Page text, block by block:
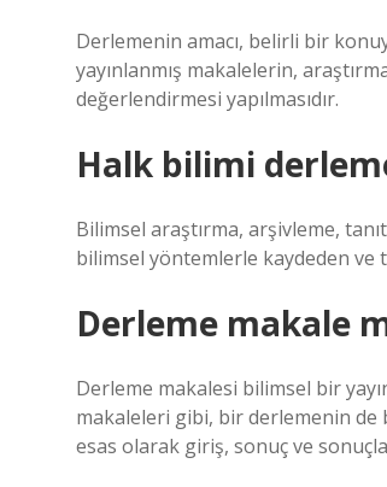
Derlemenin amacı, belirli bir
yayınlanmış makalelerin,
değerlendirmesi yapılmasıdır.
Halk bilimi
Bilimsel araştırma, arşivleme,
bilimsel yöntemlerle kaydeden ve
Derleme makale
Derleme makalesi bilimsel bir
makaleleri gibi, bir derlemenin de
esas olarak giriş, sonuç ve